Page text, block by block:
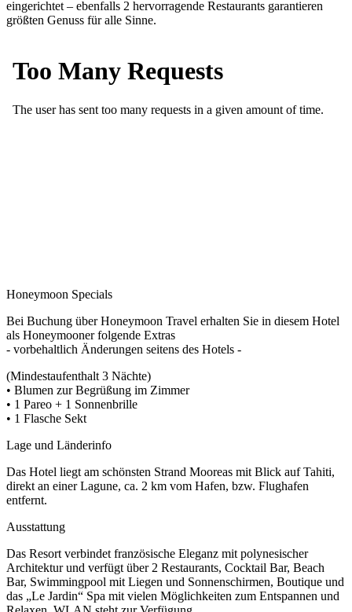
eingerichtet – ebenfalls 2 hervorragende Restaurants garantieren
größten Genuss für alle Sinne.
Honeymoon Specials
Bei Buchung über Honeymoon Travel erhalten Sie in diesem Hotel
als Honeymooner folgende Extras
- vorbehaltlich Änderungen seitens des Hotels -
(Mindestaufenthalt 3 Nächte)
• Blumen zur Begrüßung im Zimmer
• 1 Pareo + 1 Sonnenbrille
• 1 Flasche Sekt
Lage und Länderinfo
Das Hotel liegt am schönsten Strand Mooreas mit Blick auf Tahiti,
direkt an einer Lagune, ca. 2 km vom Hafen, bzw. Flughafen
entfernt.
Ausstattung
Das Resort verbindet französische Eleganz mit polynesischer
Architektur und verfügt über 2 Restaurants, Cocktail Bar, Beach
Bar, Swimmingpool mit Liegen und Sonnenschirmen, Boutique und
das „Le Jardin“ Spa mit vielen Möglichkeiten zum Entspannen und